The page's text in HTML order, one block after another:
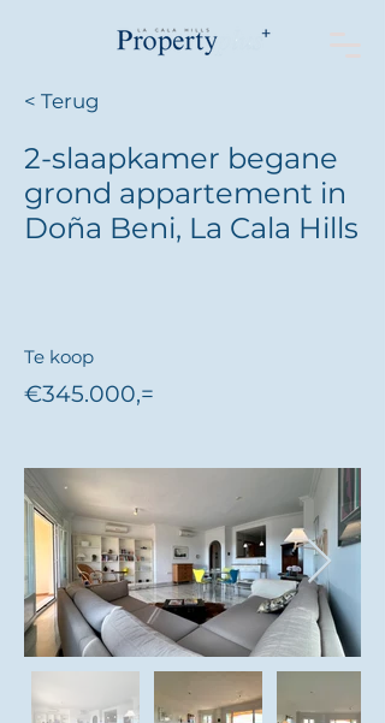
< Terug
2-slaapkamer begane
grond appartement in
Doña Beni, La Cala Hills
Te koop
€345.000,=